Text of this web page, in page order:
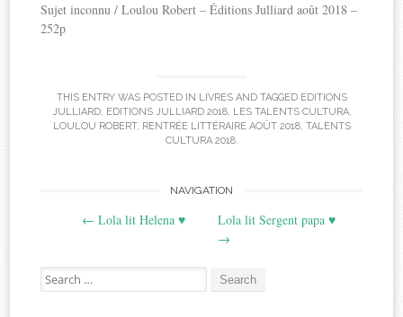
Sujet inconnu / Loulou Robert – Éditions Julliard août 2018 –
252p
THIS ENTRY WAS POSTED IN LIVRESAND TAGGED EDITIONS
JULLIARD, EDITIONS JULLIARD 2018, LES TALENTS CULTURA,
LOULOU ROBERT, RENTRÉE LITTÉRAIRE AOÛT 2018, TALENTS
CULTURA 2018.
NAVIGATION
← Lola lit Helena ♥
Lola lit Sergent papa ♥
→
Search
for: